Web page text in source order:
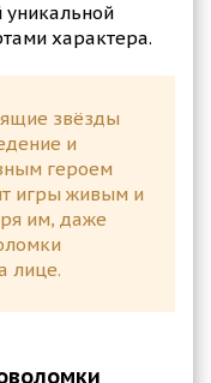
уникальной
характера.
звёзды
и
героем
игры живым и
им, даже
лице.